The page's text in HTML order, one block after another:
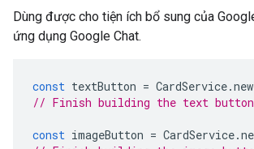
Dùng được cho tiện ích bổ sung của
ứng dụng Google Chat.
const textButton = CardService.
// Finish building the text
const imageButton = CardService.